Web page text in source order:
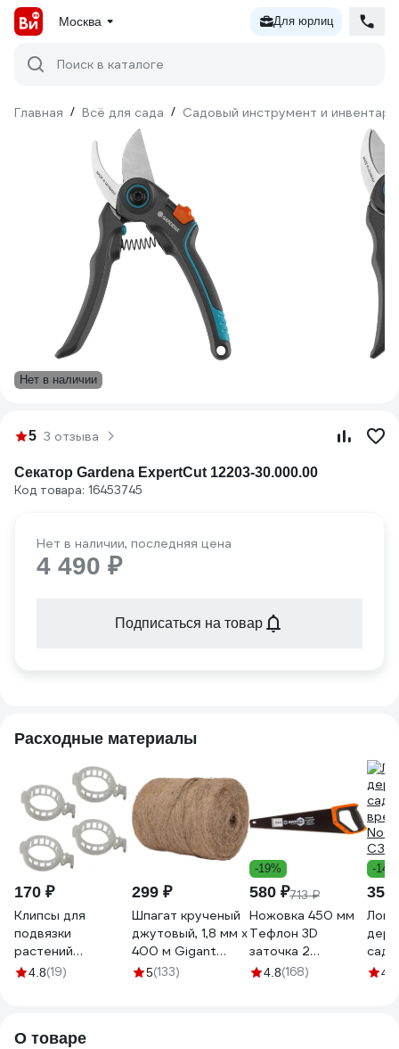
Москва Для юрлиц
Поиск в каталоге
Главная / Всё для сада / Садовый инструмент и инвентарь
Нет в наличии
5 3 отзыва
Секатор Gardena ExpertCut 12203-30.000.00
Код товара: 16453745
Нет в наличии, последняя цена
4 490 ₽
Подписаться на товар
Расходные материалы
170 ₽
Клипсы для
подвязки
растений
ГеоПластБорд
4.8(19)
299 ₽
Шпагат крученый
джутовый, 1,8 мм x
400 м Gigant
HRS-31
5(133)
-19%
580 ₽713 ₽
Ножовка 450 мм
Тефлон 3D
заточка 2
компонентная
4.8(168)
-14%
359
4.2
О товаре